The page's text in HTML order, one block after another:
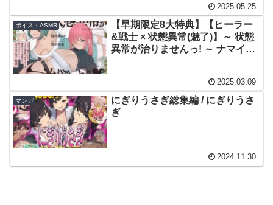
2025.05.25
ボイス・ASMR
【早期限定8大特典】【ヒーラー
&戦士 × 状態異常(魅了)】～ 状態
異常が治りませんっ! ～ ナマイキ
にぎりうさぎ / 陽向葵ゅか 御子柴
泉
2025.03.09
マンガ
にぎりうさぎ総集編 / にぎりうさ
ぎ
2024.11.30